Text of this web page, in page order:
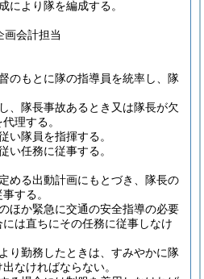
により隊を編成する。
会計担当
のもとに隊の指導員を統率し、隊
、隊長事故あるとき又は隊長が欠
理する。
い隊員を指揮する。
い任務に従事する。
める出動計画にもとづき、隊長の
する。
ほか緊急に交通の安全指導の必要
は直ちにその任務に従事しなけ
り勤務したときは、すみやかに隊
なければならない。